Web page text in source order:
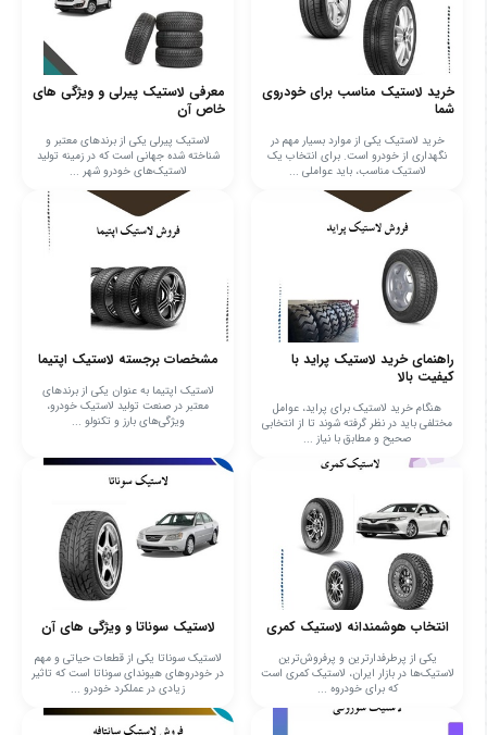
خرید لاستیک مناسب برای خودروی
شما
خرید لاستیک یکی از موارد بسیار مهم در
نگهداری از خودرو است. برای انتخاب یک
لاستیک مناسب، باید عواملی ...
معرفی لاستیک پیرلی و ویژگی های
خاص آن
لاستیک پیرلی یکی از برندهای معتبر و
شناخته شده جهانی است که در زمینه تولید
لاستیک‌های خودرو شهر ...
راهنمای خرید لاستیک پراید با
کیفیت بالا
هنگام خرید لاستیک برای پراید، عوامل
مختلفی باید در نظر گرفته شوند تا از انتخابی
صحیح و مطابق با نیاز ...
مشخصات برجسته لاستیک اپتیما
لاستیک اپتیما به عنوان یکی از برندهای
معتبر در صنعت تولید لاستیک خودرو،
ویژگی‌های بارز و تکنولو ...
انتخاب هوشمندانه لاستیک کمری
یکی از پرطرفدارترین و پرفروش‌ترین
لاستیک‌ها در بازار ایران، لاستیک کمری است
که برای خودروه ...
لاستیک سوناتا و ویژگی های آن
لاستیک سوناتا یکی از قطعات حیاتی و مهم
در خودروهای هیوندای سوناتا است که تاثیر
زیادی در عملکرد خودرو ...